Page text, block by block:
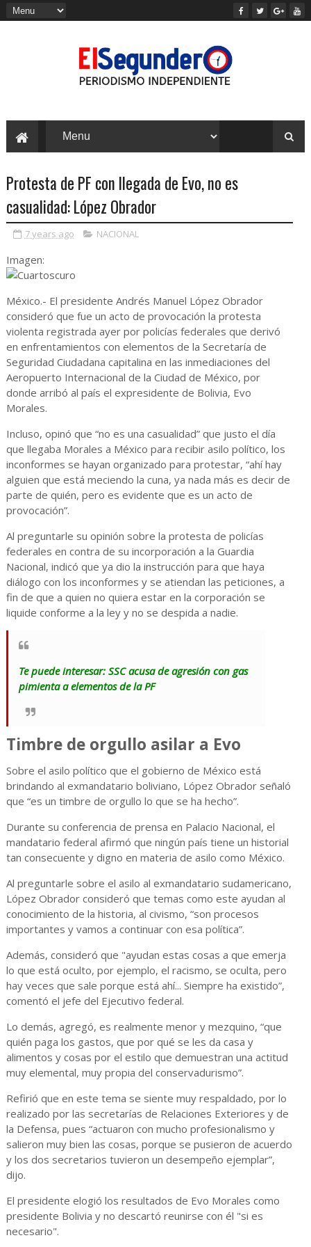
Protesta de PF con llegada de Evo, no es
casualidad: López Obrador
7 years ago NACIONAL
Imagen:
México.- El presidente Andrés Manuel López Obrador
consideró que fue un acto de provocación la protesta
violenta registrada ayer por policías federales que derivó
en enfrentamientos con elementos de la Secretaría de
Seguridad Ciudadana capitalina en las inmediaciones del
Aeropuerto Internacional de la Ciudad de México, por
donde arribó al país el expresidente de Bolivia, Evo
Morales.
Incluso, opinó que “no es una casualidad” que justo el día
que llegaba Morales a México para recibir asilo político, los
inconformes se hayan organizado para protestar, “ahí hay
alguien que está meciendo la cuna, ya nada más es decir de
parte de quién, pero es evidente que es un acto de
provocación”.
Al preguntarle su opinión sobre la protesta de policías
federales en contra de su incorporación a la Guardia
Nacional, indicó que ya dio la instrucción para que haya
diálogo con los inconformes y se atiendan las peticiones, a
fin de que a quien no quiera estar en la corporación se
liquide conforme a la ley y no se despida a nadie.
Te puede interesar: SSC acusa de agresión con gas
pimienta a elementos de la PF
Timbre de orgullo asilar a Evo
Sobre el asilo político que el gobierno de México está
brindando al exmandatario boliviano, López Obrador señaló
que “es un timbre de orgullo lo que se ha hecho”.
Durante su conferencia de prensa en Palacio Nacional, el
mandatario federal afirmó que ningún país tiene un historial
tan consecuente y digno en materia de asilo como México.
Al preguntarle sobre el asilo al exmandatario sudamericano,
López Obrador consideró que temas como este ayudan al
conocimiento de la historia, al civismo, “son procesos
importantes y vamos a continuar con esa política”.
Además, consideró que "ayudan estas cosas a que emerja
lo que está oculto, por ejemplo, el racismo, se oculta, pero
hay veces que sale porque está ahí... Siempre ha existido”,
comentó el jefe del Ejecutivo federal.
Lo demás, agregó, es realmente menor y mezquino, “que
quién paga los gastos, que por qué se les da casa y
alimentos y cosas por el estilo que demuestran una actitud
muy elemental, muy propia del conservadurismo”.
Refirió que en este tema se siente muy respaldado, por lo
realizado por las secretarías de Relaciones Exteriores y de
la Defensa, pues “actuaron con mucho profesionalismo y
salieron muy bien las cosas, porque se pusieron de acuerdo
y los dos secretarios tuvieron un desempeño ejemplar”,
dijo.
El presidente elogió los resultados de Evo Morales como
presidente Bolivia y no descartó reunirse con él "si es
necesario".